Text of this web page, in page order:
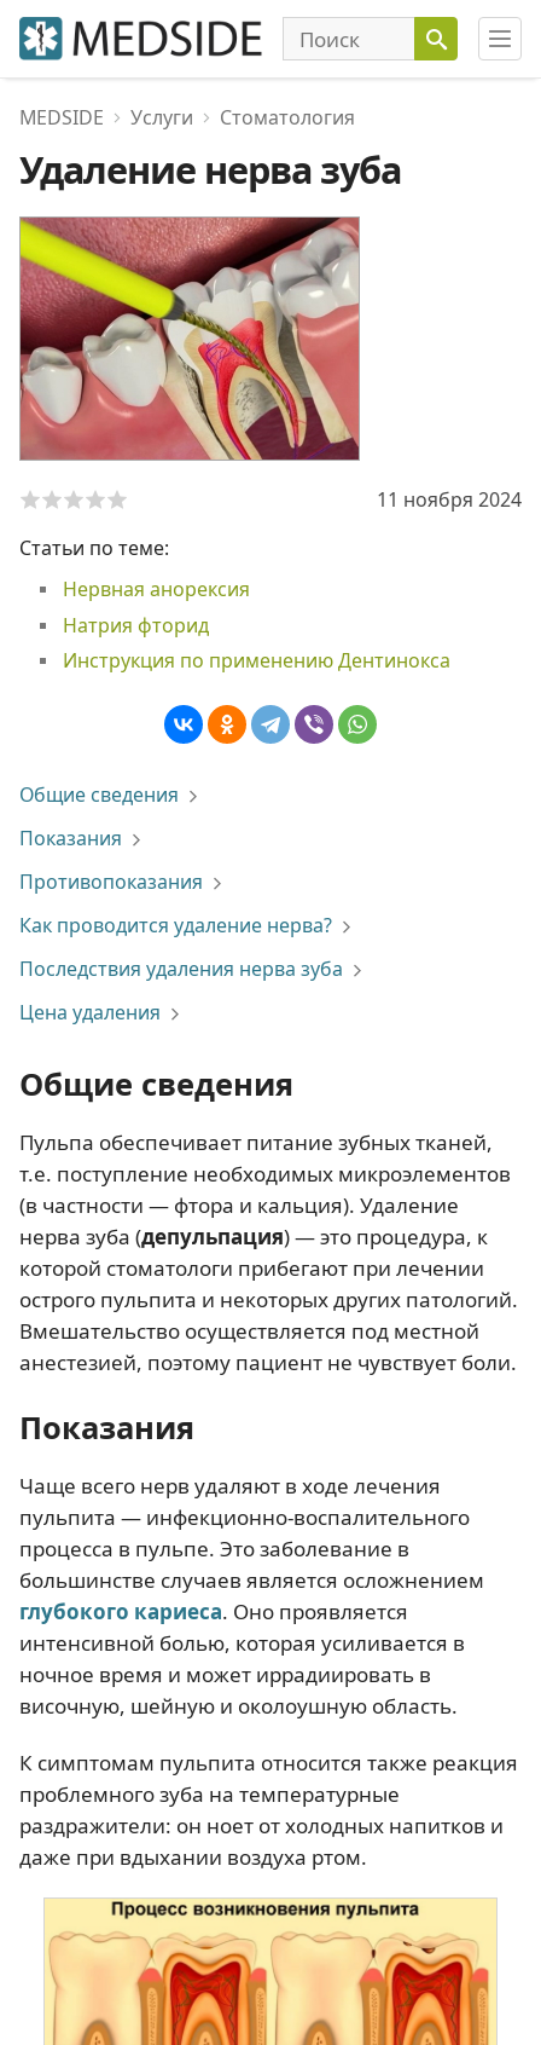
MEDSIDE Услуги Стоматология
Удаление нерва зуба
11 ноября 2024
Статьи по теме:
Нервная анорексия
Натрия фторид
Инструкция по применению Дентинокса
Общие сведения
Показания
Противопоказания
Как проводится удаление нерва?
Последствия удаления нерва зуба
Цена удаления
Общие сведения
Пульпа обеспечивает питание зубных тканей,
т.е. поступление необходимых микроэлементов
(в частности — фтора и кальция). Удаление
нерва зуба (депульпация) — это процедура, к
которой стоматологи прибегают при лечении
острого пульпита и некоторых других патологий.
Вмешательство осуществляется под местной
анестезией, поэтому пациент не чувствует боли.
Показания
Чаще всего нерв удаляют в ходе лечения
пульпита — инфекционно-воспалительного
процесса в пульпе. Это заболевание в
большинстве случаев является осложнением
глубокого кариеса. Оно проявляется
интенсивной болью, которая усиливается в
ночное время и может иррадиировать в
височную, шейную и околоушную область.
К симптомам пульпита относится также реакция
проблемного зуба на температурные
раздражители: он ноет от холодных напитков и
даже при вдыхании воздуха ртом.